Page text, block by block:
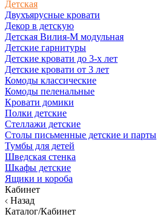
Детская
Двухъярусные кровати
Декор в детскую
Детская Вилия-М модульная
Детские гарнитуры
Детские кровати до 3-х лет
Детские кровати от 3 лет
Комоды классические
Комоды пеленальные
Кровати домики
Полки детские
Стеллажи детские
Столы письменные детские и парты
Тумбы для детей
Шведская стенка
Шкафы детские
Ящики и короба
Кабинет
Назад
Каталог/Кабинет